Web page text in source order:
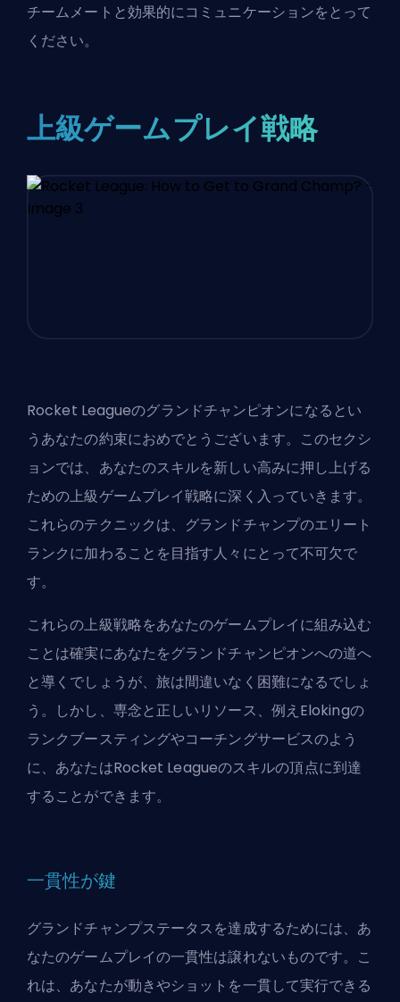
チームメートと効果的にコミュニケーションをとって
ください。
上級ゲームプレイ戦略
Rocket Leagueのグランドチャンピオンになるとい
うあなたの約束におめでとうございます。このセクシ
ョンでは、あなたのスキルを新しい高みに押し上げる
ための上級ゲームプレイ戦略に深く入っていきます。
これらのテクニックは、グランドチャンプのエリート
ランクに加わることを目指す人々にとって不可欠で
す。
これらの上級戦略をあなたのゲームプレイに組み込む
ことは確実にあなたをグランドチャンピオンへの道へ
と導くでしょうが、旅は間違いなく困難になるでしょ
う。しかし、専念と正しいリソース、例え Elokingの
ランクブースティングやコーチングサービスのよう
に、あなたはRocket Leagueのスキルの頂点に到達
することができます。
一貫性が鍵
グランドチャンプステータスを達成するためには、あ
なたのゲームプレイの一貫性は譲れないものです。こ
れは、あなたが動きやショットを一貫して実行できる